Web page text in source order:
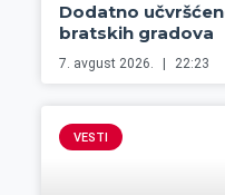
Dodatno
bratskih gradova
7. avgust 2026. 22:23
VESTI